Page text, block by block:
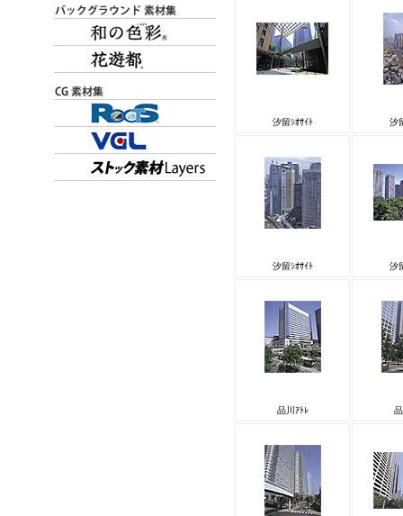
汐留ｼｵｻｲﾄ 汐
汐留ｼｵｻｲﾄ 汐
品川ｱﾄﾚ